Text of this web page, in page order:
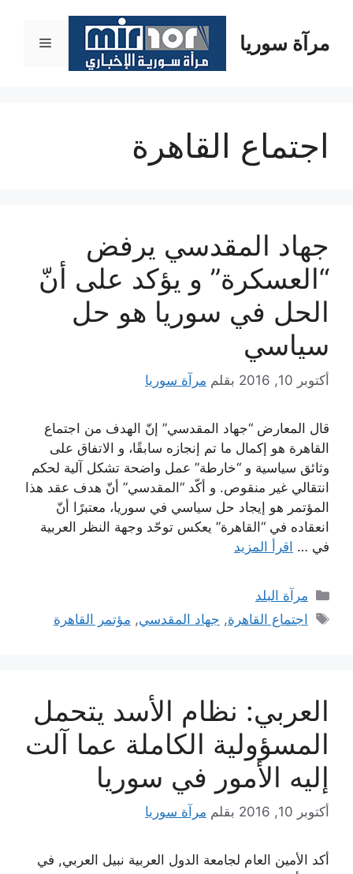
المحتوىمرآة سوريا القائمة
اجتماع القاهرة
جهاد المقدسي يرفض
“العسكرة” و يؤكد على أنّ
الحل في سوريا هو حل
سياسي
أكتوبر 10, 2016 بقلم مرآة سوريا
قال المعارض “جهاد المقدسي” إنّ الهدف من اجتماع
القاهرة هو إكمال ما تم إنجازه سابقًا، و الاتفاق على
وثائق سياسية و “خارطة” عمل واضحة تشكل آلية لحكم
انتقالي غير منقوص. و أكّد “المقدسي” أنّ هدف عقد هذا
المؤتمر هو إيجاد حل سياسي في سوريا، معتبرًا أنّ
انعقاده في “القاهرة” يعكس توحّد وجهة النظر العربية
في … اقرأ المزيد
التصنيفات
مرآة البلد
الوسوم
اجتماع القاهرة, جهاد المقدسي, مؤتمر القاهرة
العربي: نظام الأسد يتحمل
المسؤولية الكاملة عما آلت
إليه الأمور في سوريا
أكتوبر 10, 2016 بقلم مرآة سوريا
أكد الأمين العام لجامعة الدول العربية نبيل العربي, في